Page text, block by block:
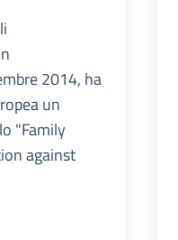
2014, ha
un
"Family
against